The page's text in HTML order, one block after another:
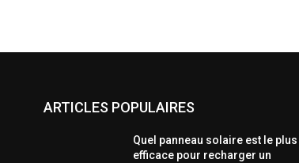
ARTICLES POPULAIRES
Quel panneau solaire est le plus
efficace pour recharger un